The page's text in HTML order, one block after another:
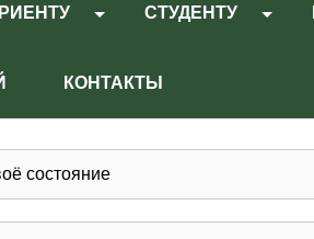
СТУДЕНТУ
КОНТАКТЫ
состояние